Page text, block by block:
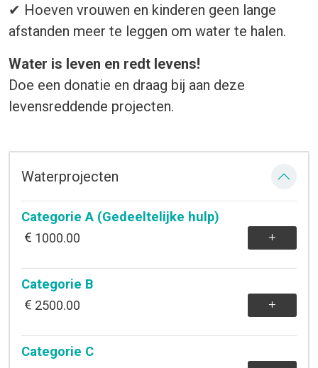
✔ Hoeven vrouwen en kinderen geen lange
afstanden meer te leggen om water te halen.
Water is leven en redt levens!
Doe een donatie en draag bij aan deze
levensreddende projecten.
Waterprojecten
Categorie A (Gedeeltelijke hulp)
1000.00
Categorie B
2500.00
Categorie C